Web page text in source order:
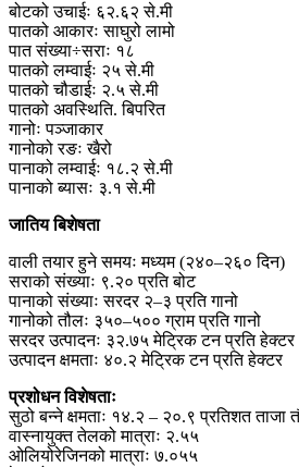
बोटको उचाईः ६२.६२ से.मी
पातको आकारः साघुरो लामो
पात संख्या÷सराः १८
पातको लम्वाईः २५ से.मी
पातको चौडाईः २.५ से.मी
पातको अवस्थिति. बिपरित
गानोः पञ्जाकार
गानोको रङः खैरो
पानाको लम्वाईः १८.२ से.मी
पानाको ब्यासः ३.१ से.मी
जातिय बिशेषता
वाली तयार हुने समयः मध्यम (२४०–२६० दिन)
सराको संख्याः ९.२० प्रति बोट
पानाको संख्याः सरदर २–३ प्रति गानो
गानोको तौलः ३५०–५०० ग्राम प्रति गानो
सरदर उत्पादनः ३२.७५ मेट्रिक टन प्रति हेक्टर
उत्पादन क्षमताः ४०.२ मेट्रिक टन प्रति हेक्टर
प्रशोधन विशेषताः
सुठो बन्ने क्षमताः १४.२ – २०.९ प्रतिशत ताजा
वास्नायुक्त तेलको मात्राः २.५५
ओलियोरेजिनको मात्राः ७.०५५